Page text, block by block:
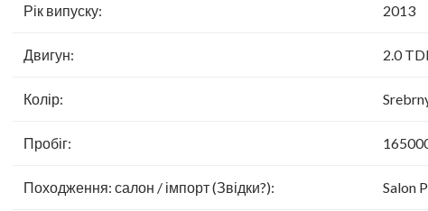
Рік випуску: 2013
Двигун: 2.0 TDI
Колір:
Пробіг:
Походження: салон / імпорт (Звідки?): Salon